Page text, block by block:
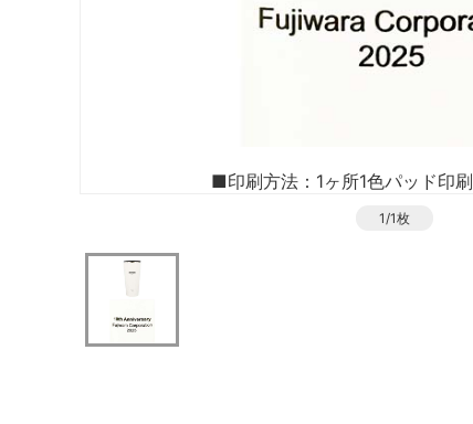
■印刷方法：1ヶ所1色パッド印刷
1/1枚